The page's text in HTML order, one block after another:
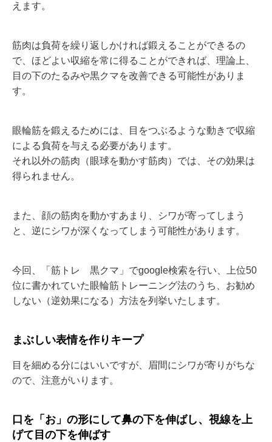
えます。
筋肉は負荷を繰り返しかければ鍛えることができるの
で、ほどよい収縮を常に得ることができれば、理論上、
目の下のたるみや黒クマを改善できる可能性がありま
す。
眼輪筋を鍛えるためには、目をつぶるような動きで収縮
による負荷を与える必要があります。
それ以外の筋肉（眼球を動かす筋肉）では、その効果は
得られません。
また、顔の筋肉を動かすあまり、シワが寄ってしまう
と、逆にシワが深くなってしまう可能性があります。
今回、「筋トレ 黒クマ」でgoogle検索を行い、上位50
位に書かれていた眼輪筋トレーニング法のうち、お勧め
しない（逆効果になる）方法を列挙いたします。
まぶしい表情を作りキープ
目を細める分にはいいですが、眉間にシワが寄りがちな
ので、注意がいります。
口を「お」の形にして鼻の下を伸ばし、視線を上
げて目の下を伸ばす